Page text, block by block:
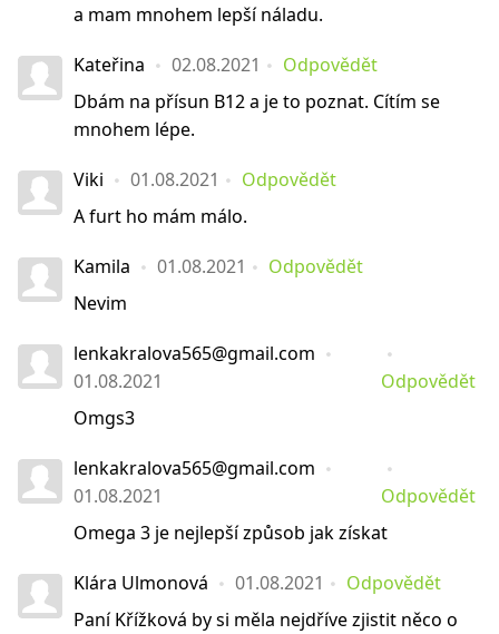
a mam mnohem lepší náladu.
Kateřina 02.08.2021
Odpovědět
Dbám na přísun B12 a je to poznat. Cítím se
mnohem lépe.
Viki 01.08.2021
Odpovědět
A furt ho mám málo.
Kamila 01.08.2021
Odpovědět
Nevim
lenkakralova565@gmail.com
01.08.2021
Odpovědět
Omgs3
lenkakralova565@gmail.com
01.08.2021
Odpovědět
Omega 3 je nejlepší způsob jak získat
Klára Ulmonová 01.08.2021
Odpovědět
Paní Křížková by si měla nejdříve zjistit něco o